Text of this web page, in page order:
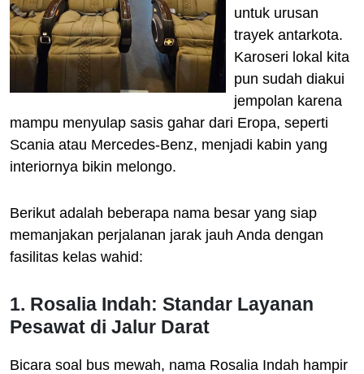
untuk urusan
trayek antarkota.
Karoseri lokal kita
pun sudah diakui
jempolan karena
mampu menyulap sasis gahar dari Eropa, seperti
Scania atau Mercedes-Benz, menjadi kabin yang
interiornya bikin melongo.
Berikut adalah beberapa nama besar yang siap
memanjakan perjalanan jarak jauh Anda dengan
fasilitas kelas wahid:
1. Rosalia Indah: Standar Layanan
Pesawat di Jalur Darat
Bicara soal bus mewah, nama Rosalia Indah hampir